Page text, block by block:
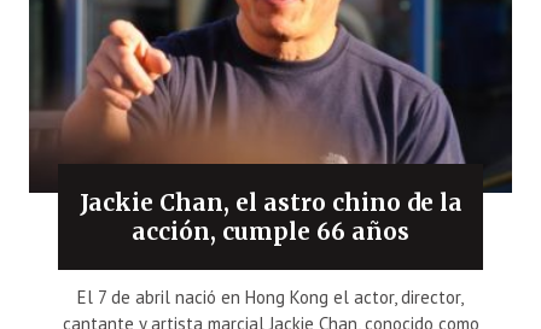
Jackie Chan, el astro chino de la
acción, cumple 66 años
El 7 de abril nació en Hong Kong el actor, director,
cantante y artista marcial Jackie Chan, conocido como